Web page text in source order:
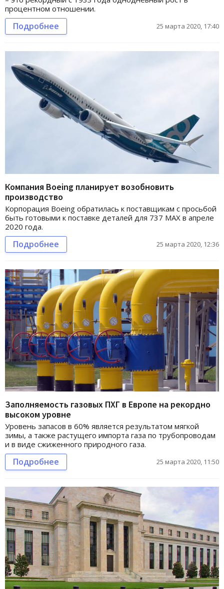
процентном отношении.
Подробнее 25 марта 2020, 17:40
Компания Boeing планирует возобновить
производство
Корпорация Boeing обратилась к поставщикам с просьбой
быть готовыми к поставке деталей для 737 МАХ в апреле
2020 года.
Подробнее 25 марта 2020, 12:36
Заполняемость газовых ПХГ в Европе на рекордно
высоком уровне
Уровень запасов в 60% является результатом мягкой
зимы, а также растущего импорта газа по трубопроводам
и в виде сжиженного природного газа.
Подробнее 25 марта 2020, 11:50